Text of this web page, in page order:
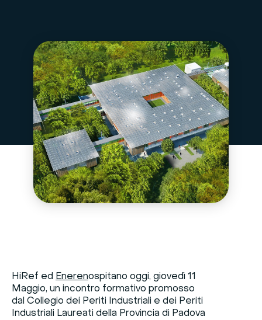
HiRef ed Enerenospitano oggi, giovedì 11
Maggio, un incontro formativo promosso
dal Collegio dei Periti Industriali e dei Periti
Industriali Laureati della Provincia di Padova